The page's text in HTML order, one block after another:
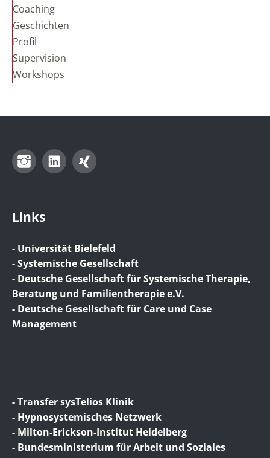
Coaching
Geschichten
Profil
Supervision
Workshops
InstagramLinkedIn
Links
- Universität Bielefeld
- Systemische Gesellschaft
- Deutsche Gesellschaft für Systemische Therapie,
Beratung und Familientherapie e.V.
- Deutsche Gesellschaft für Care und Case
Management
- Transfer sysTelios Klinik
- Hypnosystemisches Netzwerk
- Milton-Erickson-Institut Heidelberg
- Bundesministerium für Arbeit und Soziales